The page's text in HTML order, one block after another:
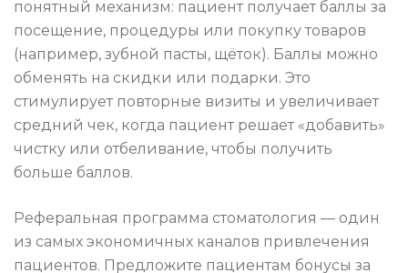
понятный механизм: пациент получает баллы за
посещение, процедуры или покупку товаров
(например, зубной пасты, щёток). Баллы можно
обменять на скидки или подарки. Это
стимулирует повторные визиты и увеличивает
средний чек, когда пациент решает «добавить»
чистку или отбеливание, чтобы получить
больше баллов.
Реферальная программа стоматология — один
из самых экономичных каналов привлечения
пациентов. Предложите пациентам бонусы за